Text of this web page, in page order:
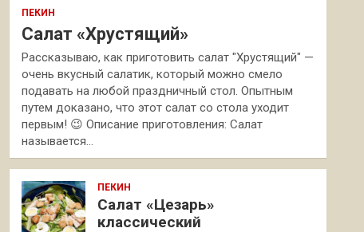
ПЕКИН
Салат «Хрустящий»
Рассказываю, как приготовить салат "Хрустящий" —
очень вкусный салатик, который можно смело
подавать на любой праздничный стол. Опытным
путем доказано, что этот салат со стола уходит
первым! 😉 Описание приготовления: Салат
называется…
ПЕКИН
Салат «Цезарь»
классический